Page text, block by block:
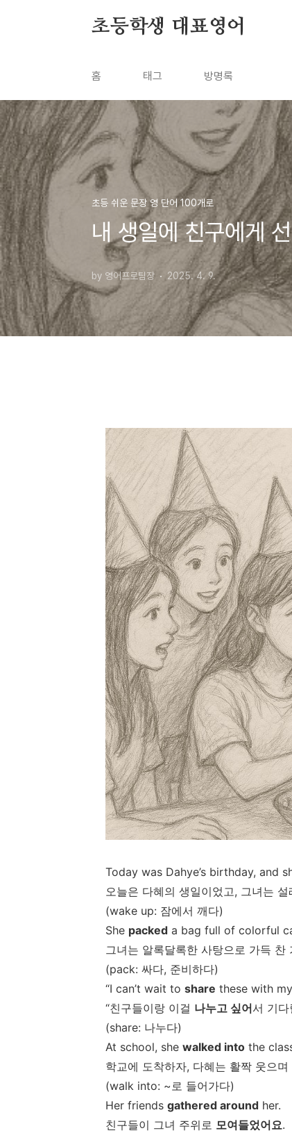
초등학생 대표영어
홈 태그 방명록
초등 쉬운 문장 영 단어 100개로
내 생일에 친구에게
by 영어프로팀장 2025. 4. 9.
Today was Dahye’s birthday, and
오늘은 다혜의 생일이었고, 그녀는 설
(wake up: 잠에서 깨다)
She packed a bag full of colorful
그녀는 알록달록한 사탕으로 가득 찬
(pack: 싸다, 준비하다)
“I can’t wait to share these with
“친구들이랑 이걸 나누고 싶어서 기다
(share: 나누다)
At school, she walked into the
학교에 도착하자, 다혜는 활짝 웃으며
(walk into: ~로 들어가다)
Her friends gathered around her.
친구들이 그녀 주위로 모여들었어요.